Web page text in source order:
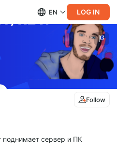
EN LOG IN
Follow
поднимает сервер и ПК